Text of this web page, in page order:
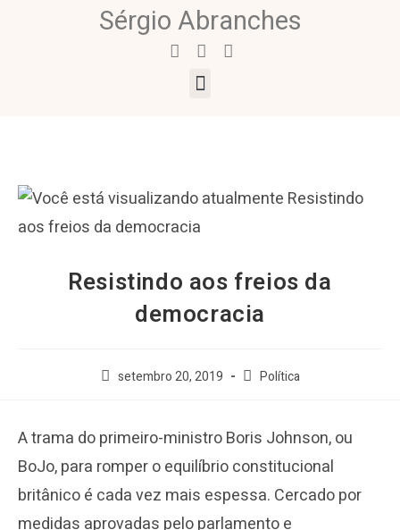
Sérgio Abranches
Resistindo aos freios da
democracia
setembro 20, 2019 Política
A trama do primeiro-ministro Boris Johnson, ou
BoJo, para romper o equilíbrio constitucional
britânico é cada vez mais espessa. Cercado por
medidas aprovadas pelo parlamento e